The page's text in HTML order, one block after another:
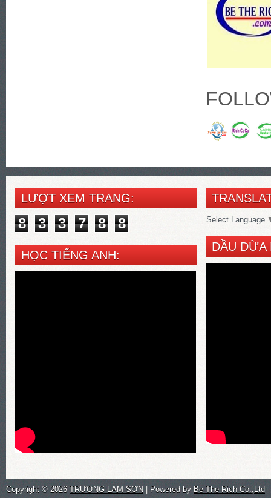
LƯỢT XEM TRANG:
8 3 3 7 8 8
HỌC TIẾNG ANH:
Select Language
DẦU DỪA
Copyright © 2026 TRƯƠNG LAM SƠN | Powered by Be The Rich Co.,Ltd